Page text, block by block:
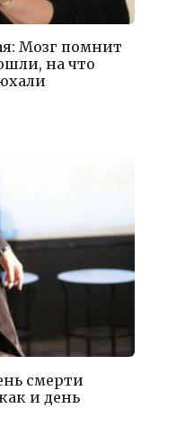
Мозг помнит
на что
смерти
и день